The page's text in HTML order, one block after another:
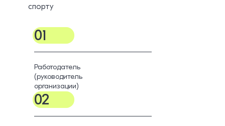
спорту
01
Работодатель
(руководитель
организации)
02